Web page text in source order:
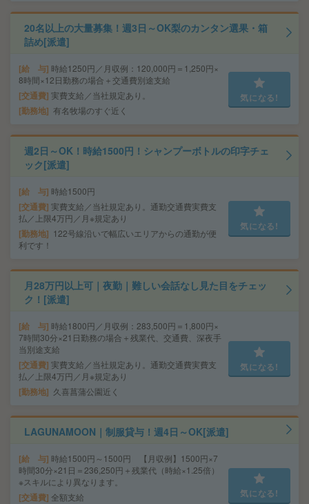
20名以上の大量募集！週3日～OK梨のカンタン選果・箱
詰め[派遣]
給 与 時給1250円／月収例：120,000円＝1,250円×
8時間×12日勤務の場合＋交通費別途支給
交通費 実費支給／当社規定あり。
勤務地 有名牧場のすぐ近く
気になる!
週2日～OK！時給1500円！シャンプーボトルの印字チェ
ック[派遣]
給 与 時給1500円
交通費 実費支給／当社規定あり。通勤交通費実費支
払／上限4万円／月※規定あり
勤務地
122号線沿いで幅広いエリアからの通勤が便
利です！
気になる!
月28万円以上可｜夜勤｜難しい会話なし見た目をチェッ
ク！[派遣]
給 与 時給1800円／月収例：283,500円＝1,800円×
7時間30分×21日勤務の場合＋残業代、交通費、深夜手
当別途支給
交通費 実費支給／当社規定あり。通勤交通費実費支
払／上限4万円／月※規定あり
勤務地 久喜菖蒲公園近く
気になる!
LAGUNAMOON｜制服貸与！週4日～OK[派遣]
給 与 時給1500円～1500円 【月収例】1500円×7
時間30分×21日＝236,250円＋残業代（時給×1.25倍）
※スキルにより異なります。
交通費 全額支給 気になる!